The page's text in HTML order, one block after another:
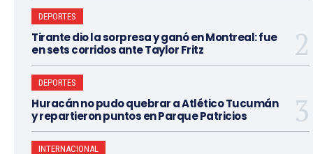
DEPORTES
Tirante dio la sorpresa y ganó en Montreal: fue
en sets corridos ante Taylor Fritz
DEPORTES
Huracán no pudo quebrar a Atlético Tucumán
y repartieron puntos en Parque Patricios
INTERNACIONAL